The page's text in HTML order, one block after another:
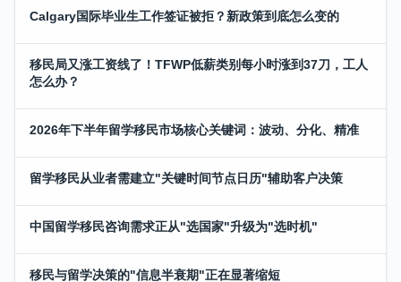
Calgary国际毕业生工作签证被拒？新政策到底怎么变的
移民局又涨工资线了！TFWP低薪类别每小时涨到37刀，工人
怎么办？
2026年下半年留学移民市场核心关键词：波动、分化、精准
留学移民从业者需建立"关键时间节点日历"辅助客户决策
中国留学移民咨询需求正从"选国家"升级为"选时机"
移民与留学决策的"信息半衰期"正在显著缩短